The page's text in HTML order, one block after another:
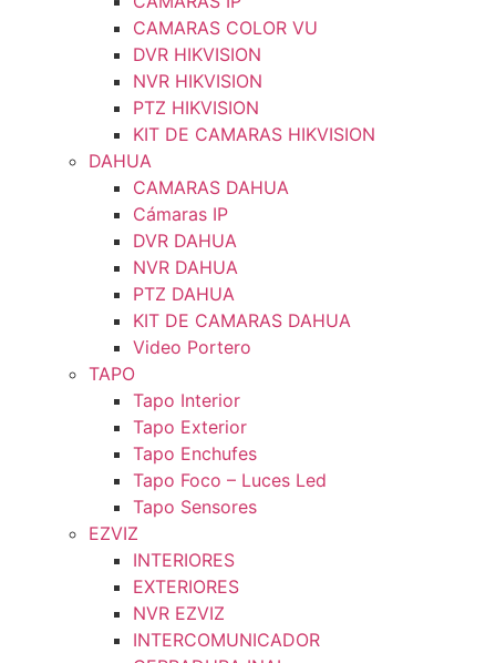
CAMARAS COLOR VU
DVR HIKVISION
NVR HIKVISION
PTZ HIKVISION
KIT DE CAMARAS HIKVISION
DAHUA
CAMARAS DAHUA
Cámaras IP
DVR DAHUA
NVR DAHUA
PTZ DAHUA
KIT DE CAMARAS DAHUA
Video Portero
TAPO
Tapo Interior
Tapo Exterior
Tapo Enchufes
Tapo Foco – Luces Led
Tapo Sensores
EZVIZ
INTERIORES
EXTERIORES
NVR EZVIZ
INTERCOMUNICADOR